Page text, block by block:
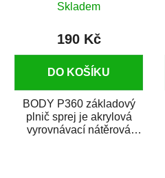
Skladem
190 Kč
DO KOŠÍKU
BODY P360 základový
plnič sprej je akrylová
vyrovnávací nátěrová